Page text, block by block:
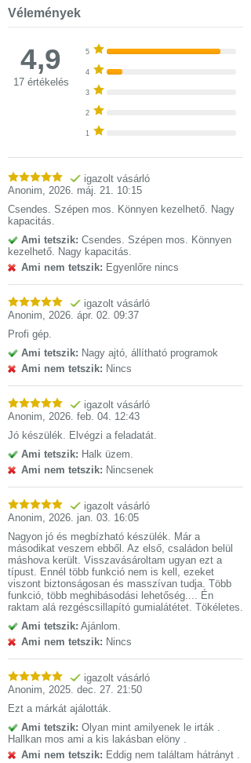
Vélemények
4,9
17 értékelés
5
4
3
2
1
igazolt vásárló
Anonim, 2026. máj. 21. 10:15
Csendes. Szépen mos. Könnyen kezelhető. Nagy
kapacitás.
Ami tetszik: Csendes. Szépen mos. Könnyen
kezelhető. Nagy kapacitás.
Ami nem tetszik: Egyenlőre nincs
igazolt vásárló
Anonim, 2026. ápr. 02. 09:37
Profi gép.
Ami tetszik: Nagy ajtó, állítható programok
Ami nem tetszik: Nincs
igazolt vásárló
Anonim, 2026. feb. 04. 12:43
Jó készülék. Elvégzi a feladatát.
Ami tetszik: Halk üzem.
Ami nem tetszik: Nincsenek
igazolt vásárló
Anonim, 2026. jan. 03. 16:05
Nagyon jó és megbízható készülék. Már a
másodikat veszem ebből. Az első, családon belül
máshova került. Visszavásároltam ugyan ezt a
típust. Ennél több funkció nem is kell, ezeket
viszont biztonságosan és masszívan tudja. Több
funkció, több meghibásodási lehetőség.... Én
raktam alá rezgéscsillapító gumialátétet. Tökéletes.
Ami tetszik: Ajánlom.
Ami nem tetszik: Nincs
igazolt vásárló
Anonim, 2025. dec. 27. 21:50
Ezt a márkát ajálották.
Ami tetszik: Olyan mint amilyenek le irták .
Hallkan mos ami a kis lakásban elöny .
Ami nem tetszik: Eddig nem találtam hátrányt .